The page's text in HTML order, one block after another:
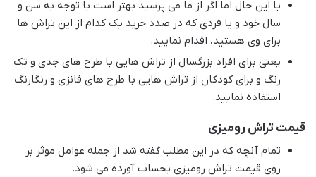
با این حال اما اگر از ما می پرسید بهتر است با توجه به سن و
سال خود و یا فردی که در صدد خرید یک کدام از این تراش ها
برای وی هستید، اقدام نمایید.
یعنی برای افراد بزرگسال از تراش هایی با طرح های جدی و تک
رنگ و برای کودکان از تراش هایی با طرح های فانزی و رنگارنگ
استفاده نمایید.
قیمت تراش رومیزی
تمام آنچه که در این مطلب گفته شد از جمله عوامل موثر بر
روی قیمت تراش رومیزی بحساب آورده می شود.